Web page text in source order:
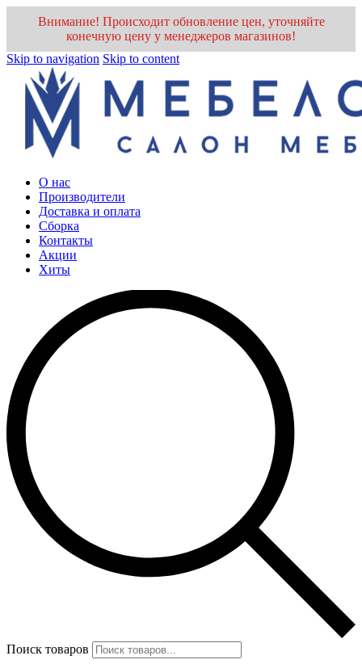
Внимание! Происходит обновление цен, уточняйте
конечную цену у менеджеров магазинов!
Skip to navigation Skip to content
О нас
Производители
Доставка и оплата
Cборка
Контакты
Акции
Хиты
Поиск товаров